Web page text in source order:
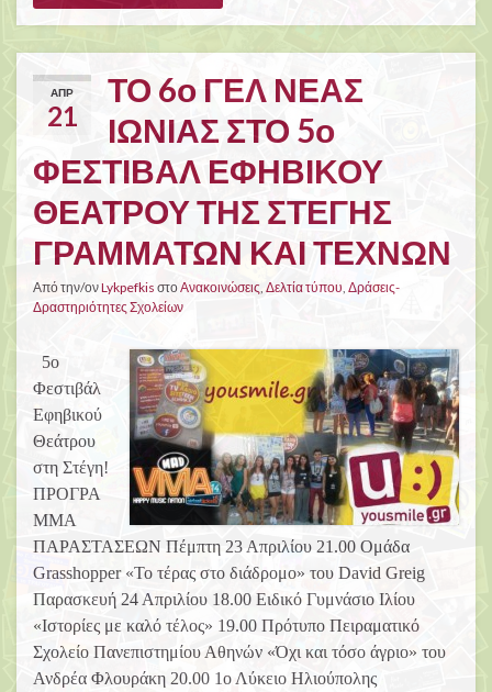
ΑΠΡ
21
ΤΟ 6ο ΓΕΛ ΝΕΑΣ
ΙΩΝΙΑΣ ΣΤΟ 5ο
ΦΕΣΤΙΒΑΛ ΕΦΗΒΙΚΟΥ
ΘΕΑΤΡΟΥ ΤΗΣ ΣΤΕΓΗΣ
ΓΡΑΜΜΑΤΩΝ ΚΑΙ ΤΕΧΝΩΝ
Από την/ονLykpefkis στοΑνακοινώσεις, Δελτία τύπου, Δράσεις-
Δραστηριότητες Σχολείων
5ο
Φεστιβάλ
Εφηβικού
Θεάτρου
στη Στέγη!
ΠΡΟΓΡΑ
ΜΜΑ
ΠΑΡΑΣΤΑΣΕΩΝ Πέμπτη 23 Απριλίου 21.00 Ομάδα
Grasshopper «Το τέρας στο διάδρομο» του David Greig
Παρασκευή 24 Απριλίου 18.00 Ειδικό Γυμνάσιο Ιλίου
«Ιστορίες με καλό τέλος» 19.00 Πρότυπο Πειραματικό
Σχολείο Πανεπιστημίου Αθηνών «Όχι και τόσο άγριο» του
Ανδρέα Φλουράκη 20.00 1ο Λύκειο Ηλιούπολης